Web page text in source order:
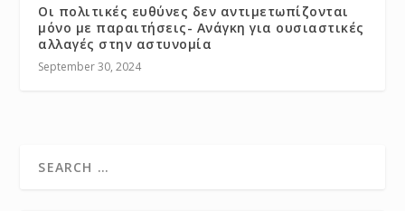
Οι πολιτικές ευθύνες δεν αντιμετωπίζονται
μόνο με παραιτήσεις- Ανάγκη για ουσιαστικές
αλλαγές στην αστυνομία
September 30, 2024